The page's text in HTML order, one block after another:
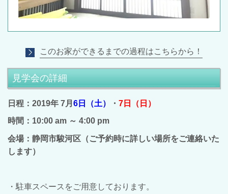
このお家ができるまでの過程はこちらから！
見学会の詳細
日程：2019年 7月 6日（土） ・ 7日（日）
時間：10:00 am ～ 4:00 pm
会場：静岡市駿河区（ご予約時に詳しい場所をご連絡いた
します）
・駐車スペースをご用意しております。